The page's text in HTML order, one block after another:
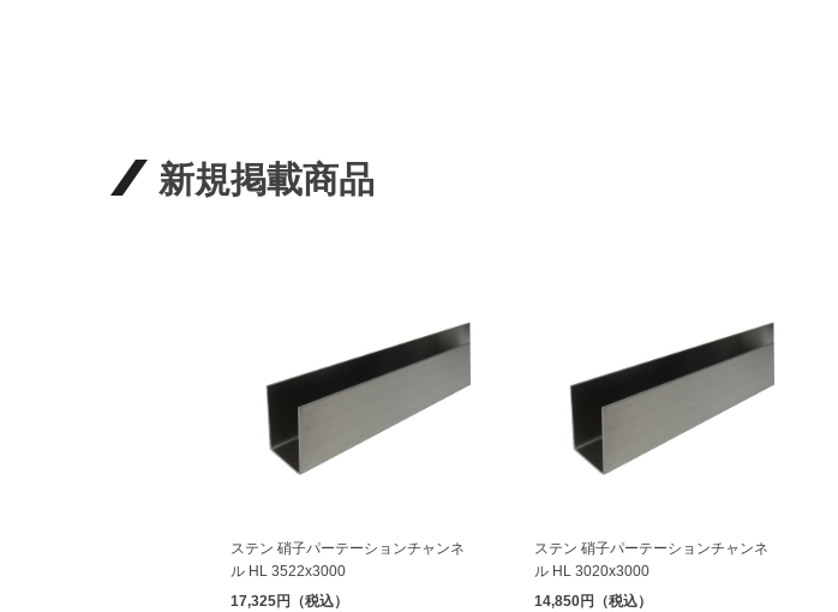
新規掲載商品
ステン 硝子パーテーションチャンネ
ル HL 3522x3000
17,325円（税込）
ステン 硝子パーテーションチャンネ
ル HL 3020x3000
14,850円（税込）